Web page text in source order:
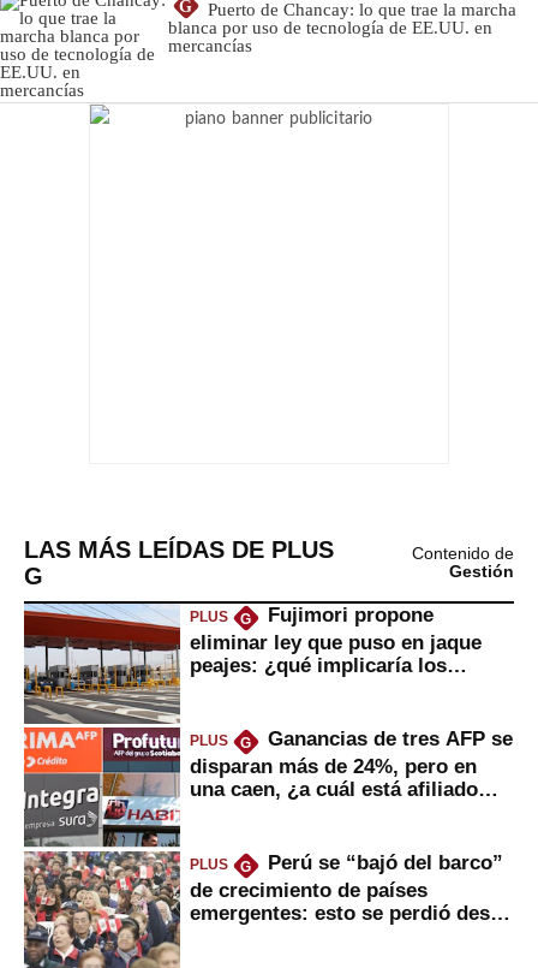
G
Puerto de Chancay: lo que trae la marcha
blanca por uso de tecnología de EE.UU. en
mercancías
LAS MÁS LEÍDAS DE PLUS
G
Contenido de
Gestión
PLUS G
Fujimori propone
eliminar ley que puso en jaque
peajes: ¿qué implicaría los
PLUS G
Ganancias de tres AFP se
disparan más de 24%, pero en
una caen, ¿a cuál está afiliado
PLUS G
Perú se “bajó del barco”
de crecimiento de países
emergentes: esto se perdió desde